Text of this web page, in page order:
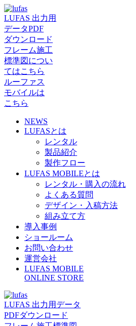
LUFAS 出力用
データPDF
ダウンロード
フレーム施工
標準図につい
てはこちら
ルーファス
モバイルは
こちら
NEWS
LUFASとは
レンタル
製品紹介
製作フロー
LUFAS MOBILEとは
レンタル・購入の流れ
よくある質問
デザイン・入稿方法
組み立て方
導入事例
ショールーム
お問い合わせ
運営会社
LUFAS MOBILE
ONLINE STORE
LUFAS 出力用データ
PDFダウンロード